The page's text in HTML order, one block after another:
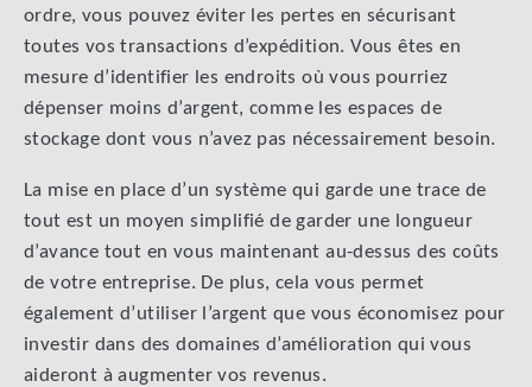
ordre, vous pouvez éviter les pertes en sécurisant
toutes vos transactions d’expédition. Vous êtes en
mesure d’identifier les endroits où vous pourriez
dépenser moins d’argent, comme les espaces de
stockage dont vous n’avez pas nécessairement besoin.
La mise en place d’un système qui garde une trace de
tout est un moyen simplifié de garder une longueur
d’avance tout en vous maintenant au-dessus des coûts
de votre entreprise. De plus, cela vous permet
également d’utiliser l’argent que vous économisez pour
investir dans des domaines d’amélioration qui vous
aideront à augmenter vos revenus.